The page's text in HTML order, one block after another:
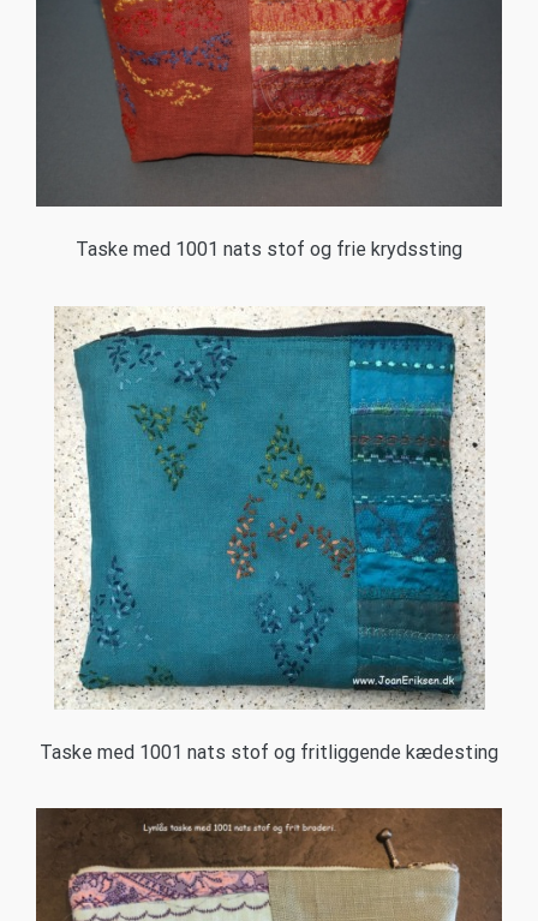
Taske med 1001 nats stof og frie krydssting
Taske med 1001 nats stof og fritliggende kædesting